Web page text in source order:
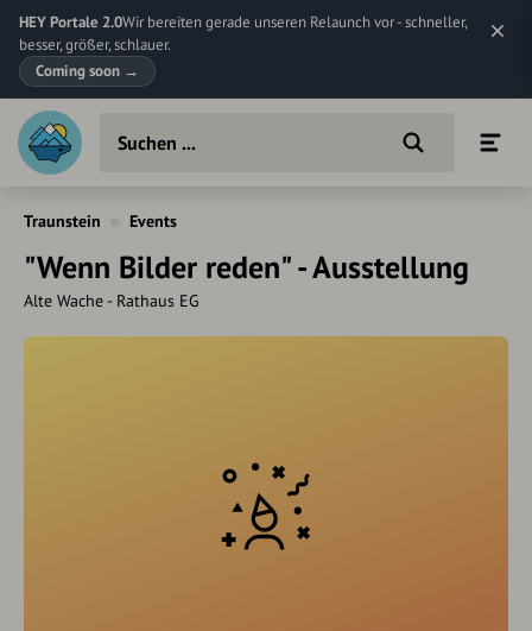
HEY Portale 2.0Wir bereiten gerade unseren Relaunch vor - schneller,
besser, größer, schlauer.
Coming soon →
Traunstein Events
"Wenn Bilder reden" - Ausstellung
Alte Wache - Rathaus EG